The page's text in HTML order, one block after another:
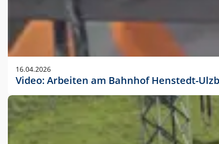
16.04.2026
Video: Arbeiten am Bahnhof Henstedt-